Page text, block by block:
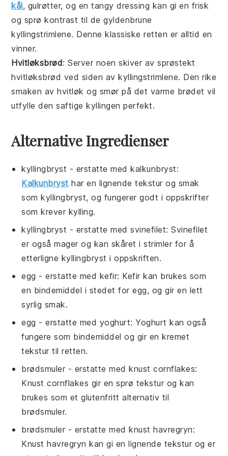
kål, gulrøtter, og en tangy dressing kan gi en frisk
og sprø kontrast til de gyldenbrune
kyllingstrimlene. Denne klassiske retten er alltid en
vinner.
Hvitløksbrød: Server noen skiver av sprøstekt
hvitløksbrød ved siden avkyllingstrimlene. Den rike
smaken av hvitløk og smør på det varme brødet vil
utfylle den saftigekyllingen perfekt.
Alternative Ingredienser
kyllingbryst - erstatte medkalkunbryst:
Kalkunbryst har en lignende tekstur og smak
som kyllingbryst, og fungerer godt i oppskrifter
som krever kylling.
kyllingbryst - erstatte medsvinefilet: Svinefilet
er også mager og kan skåret i strimler for å
etterligne kyllingbryst i oppskriften.
egg - erstatte med kefir: Kefir kan brukes som
en bindemiddel i stedet for egg, og gir en lett
syrlig smak.
egg - erstatte med yoghurt: Yoghurt kan også
fungere som bindemiddel og gir en kremet
tekstur til retten.
brødsmuler - erstatte medknust cornflakes:
Knust cornflakes gir en sprø tekstur og kan
brukes som et glutenfritt alternativ til
brødsmuler.
brødsmuler - erstatte medknust havregryn:
Knust havregryn kan gi en lignende tekstur og er